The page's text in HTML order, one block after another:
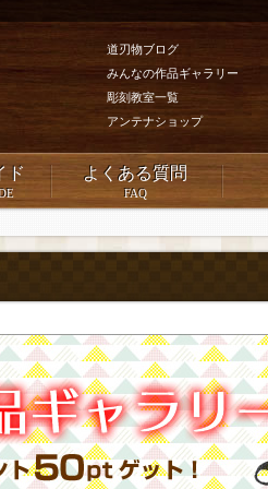
道刃物ブログ
みんなの作品ギャラリー
彫刻教室一覧
アンテナショップ
ド よくある質問
FAQ